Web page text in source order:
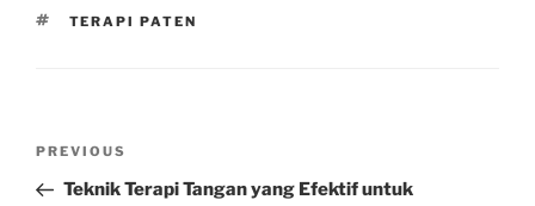
TAGS
TERAPI PATEN
Previous
Post
PREVIOUS
Teknik Terapi Tangan yang Efektif untuk